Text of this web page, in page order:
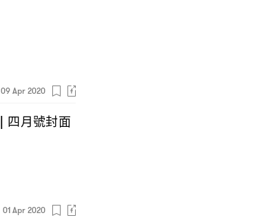
09 Apr 2020
| 四月號封面
01 Apr 2020